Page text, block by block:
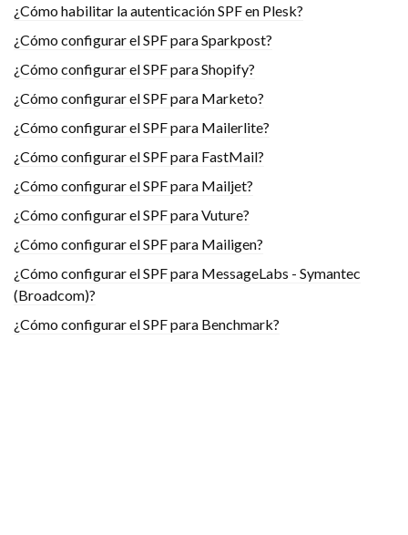
¿Cómo habilitar la autenticación SPF en Plesk?
¿Cómo configurar el SPF para Sparkpost?
¿Cómo configurar el SPF para Shopify?
¿Cómo configurar el SPF para Marketo?
¿Cómo configurar el SPF para Mailerlite?
¿Cómo configurar el SPF para FastMail?
¿Cómo configurar el SPF para Mailjet?
¿Cómo configurar el SPF para Vuture?
¿Cómo configurar el SPF para Mailigen?
¿Cómo configurar el SPF para MessageLabs - Symantec
(Broadcom)?
¿Cómo configurar el SPF para Benchmark?